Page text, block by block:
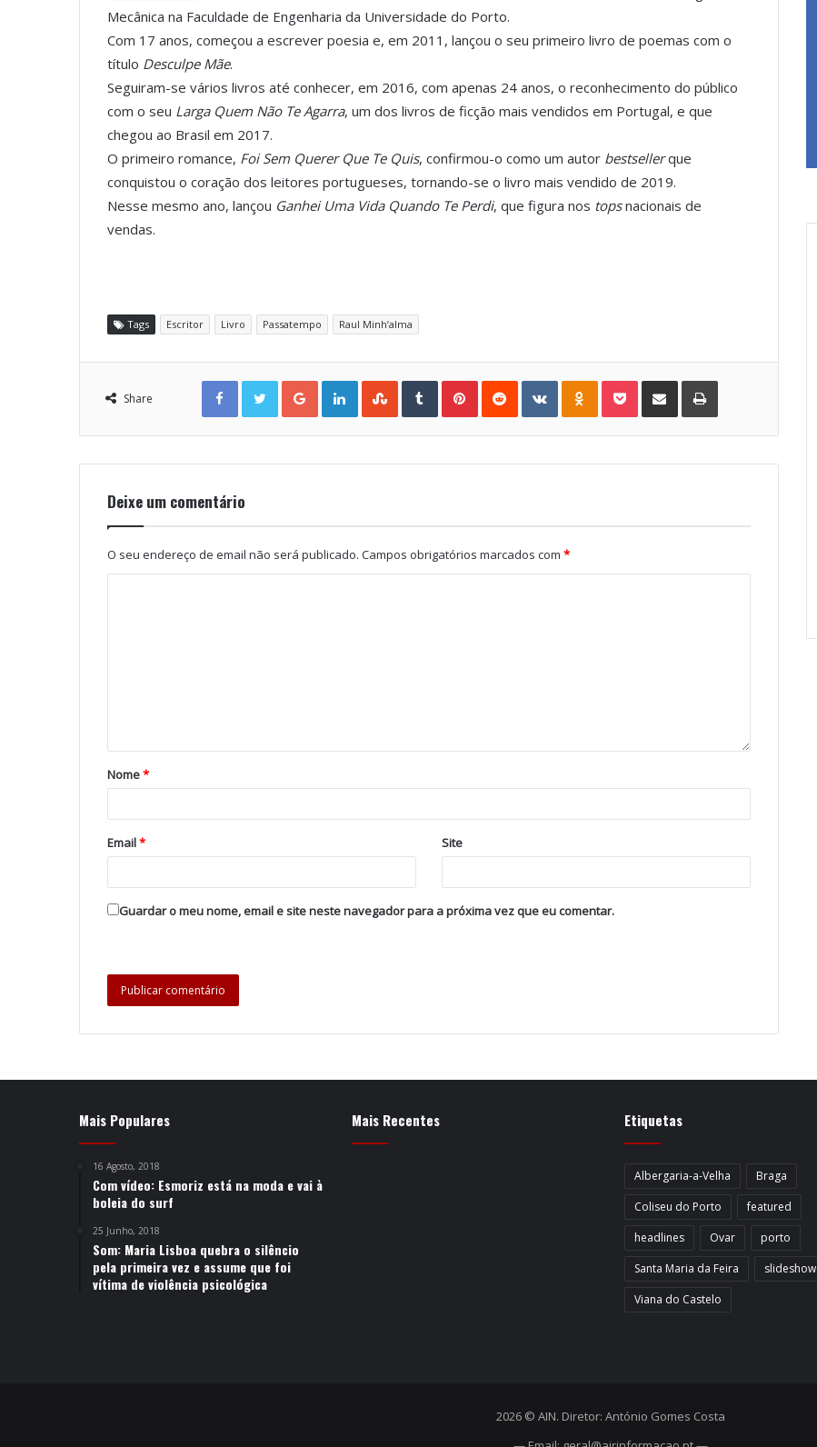
Mecânica na Faculdade de Engenharia da Universidade do Porto.
Com 17 anos, começou a escrever poesia e, em 2011, lançou o seu primeiro livro de poemas com o
título Desculpe Mãe.
Seguiram-se vários livros até conhecer, em 2016, com apenas 24 anos, o reconhecimento do público
com o seu Larga Quem Não Te Agarra, um dos livros de ficção mais vendidos em Portugal, e que
chegou ao Brasil em 2017.
O primeiro romance, Foi Sem Querer Que Te Quis, confirmou-o como um autor bestsellerque
conquistou o coração dos leitores portugueses, tornando-se o livro mais vendido de 2019.
Nesse mesmo ano, lançou Ganhei Uma Vida Quando Te Perdi, que figura nos topsnacionais de
vendas.
Tags Escritor Livro Passatempo Raul Minh’alma
Share
Facebook Twitter Google+ LinkedIn StumbleUpon Tumblr Pinterest Reddit VKontakte Odnoklassniki Pocket Share via Email Print
Deixe um comentário
O seu endereço de email não será publicado. Campos obrigatórios marcados com *
Nome*
Email* Site
Guardar o meu nome, email e site neste navegador para a próxima vez que eu comentar.
Mais Populares
16 Agosto, 2018
Com vídeo: Esmoriz está na moda e vai à
boleia do surf
25 Junho, 2018
Som: Maria Lisboa quebra o silêncio
pela primeira vez e assume que foi
vítima de violência psicológica
Mais Recentes Etiquetas
Albergaria-a-Velha
Braga
Coliseu do Porto
featured
headlines
Ovar
porto
Santa Maria da Feira
slideshow
Viana do Castelo
2026 © AIN. Diretor: António Gomes Costa